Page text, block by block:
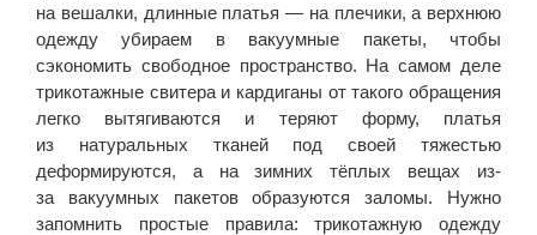
на вешалки, длинные платья — на плечики, а верхнюю
одежду убираем в вакуумные пакеты, чтобы
сэкономить свободное пространство. На самом деле
трикотажные свитера и кардиганы от такого обращения
легко вытягиваются и теряют форму, платья
из натуральных тканей под своей тяжестью
деформируются, а на зимних тёплых вещах из-
за вакуумных пакетов образуются заломы. Нужно
запомнить простые правила: трикотажную одежду